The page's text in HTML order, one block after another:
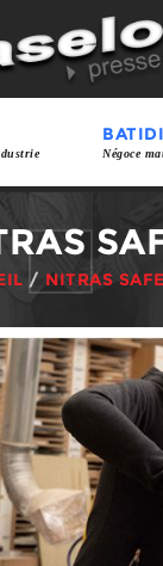
Négoce
/ NITRAS